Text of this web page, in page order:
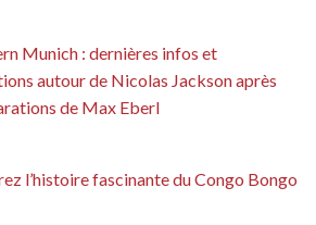
Munich : dernières infos et
autour de Nicolas Jackson après
de Max Eberl
l’histoire fascinante du Congo Bongo